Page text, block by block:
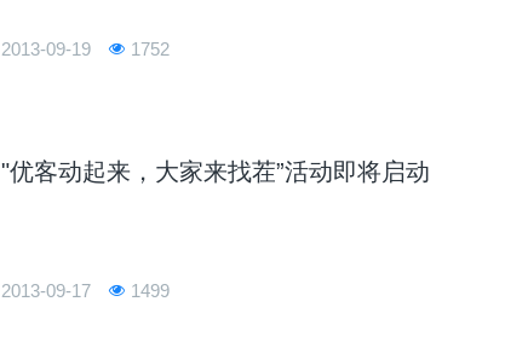
2013-09-19 1752
"优客动起来，大家来找茬”活动即将启动
2013-09-17 1499